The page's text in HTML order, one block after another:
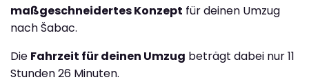
maßgeschneidertes Konzept für deinen Umzug
nach Šabac.
Die Fahrzeit für deinen Umzug beträgt dabei nur 11
Stunden 26 Minuten.